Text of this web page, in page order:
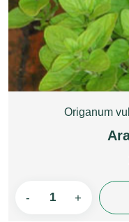
Origanum
- +